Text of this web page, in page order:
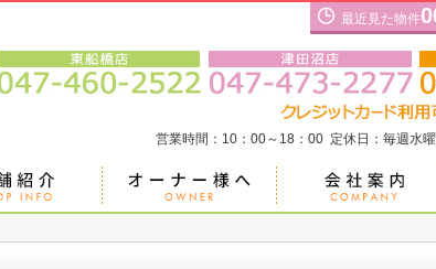
最近見た物件
営業時間：10：00～18：00 定休日：毎週水